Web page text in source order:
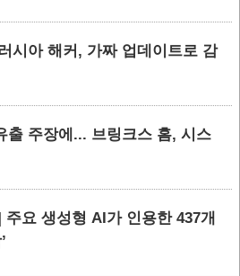
시아 해커, 가짜 업데이트로 감
출 주장에... 브링크스 홈, 시스
요 생성형 AI가 인용한 437개